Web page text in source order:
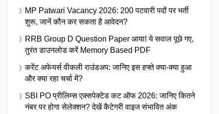
MP Patwari Vacancy 2026: 200 पटवारी पदों पर भर्ती
शुरू, जानें कौन कर सकता है आवेदन?
RRB Group D Question Paper आया! ये सवाल पूछे गए,
तुरंत डाउनलोड करें Memory Based PDF
करेंट अफेयर्स वीकली राउंडअप: जानिए इस हफ्ते क्या-क्या हुआ
और क्या रहा चर्चा में?
SBI PO प्रीलिम्स एक्सपेक्टेड कट ऑफ 2026: जानिए कितने
नंबर पर होगा सेलेक्शन? देखें कैटेगरी वाइज संभावित अंक